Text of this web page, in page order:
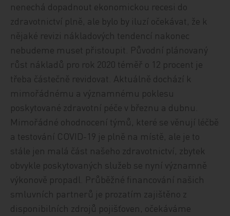
nenechá dopadnout ekonomickou recesi do
zdravotnictví plně, ale bylo by iluzí očekávat, že k
nějaké revizi nákladových tendencí nakonec
nebudeme muset přistoupit. Původní plánovaný
růst nákladů pro rok 2020 téměř o 12 procent je
třeba částečně revidovat. Aktuálně dochází k
mimořádnému a významnému poklesu
poskytované zdravotní péče v březnu a dubnu.
Mimořádné ohodnocení týmů, které se věnují léčbě
a testování COVID-19 je plně na místě, ale je to
stále jen malá část našeho zdravotnictví, zbytek
obvykle poskytovaných služeb se nyní významně
výkonově propadl. Průběžné financování našich
smluvních partnerů je prozatím zajištěno z
disponibilních zdrojů pojišťoven, očekáváme